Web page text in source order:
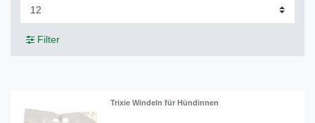
Filter
Trixie Windeln für Hündinnen